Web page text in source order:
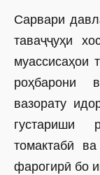
Сарвари
таваҷҷуҳи
муассисаҳои
роҳбарони
вазорату
густариши
томактабӣ
фарогирӣ бо